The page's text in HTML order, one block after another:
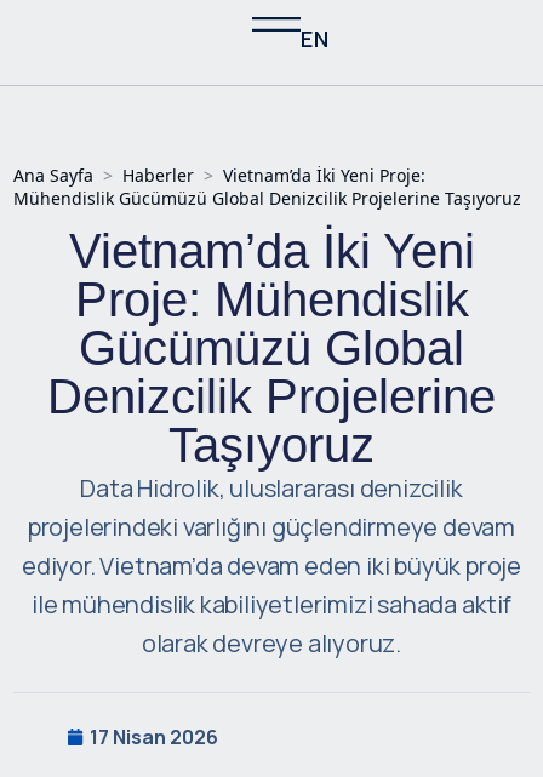
EN
Ana Sayfa > Haberler > Vietnam’da İki Yeni Proje:
Mühendislik Gücümüzü Global Denizcilik Projelerine Taşıyoruz
Vietnam’da İki Yeni
Proje: Mühendislik
Gücümüzü Global
Denizcilik Projelerine
Taşıyoruz
Data Hidrolik, uluslararası denizcilik
projelerindeki varlığını güçlendirmeye devam
ediyor. Vietnam’da devam eden iki büyük proje
ile mühendislik kabiliyetlerimizi sahada aktif
olarak devreye alıyoruz.
17 Nisan 2026